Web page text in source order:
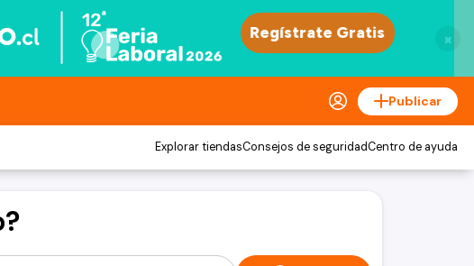
×
Publicar
Explorar tiendasConsejos de seguridadCentro de ayuda